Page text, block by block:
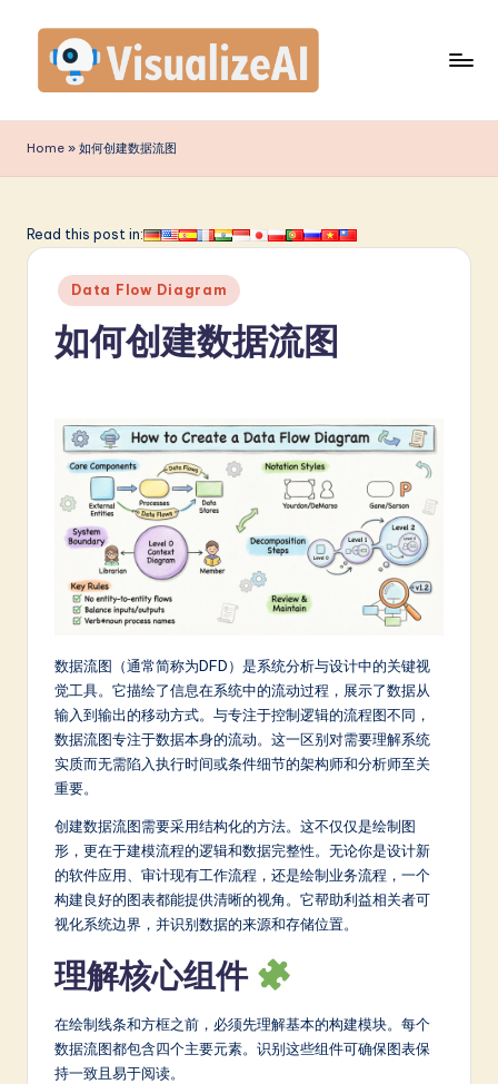
content
is
u
li
A
m
d
C
hi
L
Home » 如何创建数据流图
Read this post in:
Posted
in
Data Flow Diagram
如何创建数据流图
数据流图（通常简称为DFD）是系统分析与设计中的关键视
觉工具。它描绘了信息在系统中的流动过程，展示了数据从
输入到输出的移动方式。与专注于控制逻辑的流程图不同，
数据流图专注于数据本身的流动。这一区别对需要理解系统
实质而无需陷入执行时间或条件细节的架构师和分析师至关
重要。
创建数据流图需要采用结构化的方法。这不仅仅是绘制图
形，更在于建模流程的逻辑和数据完整性。无论你是设计新
的软件应用、审计现有工作流程，还是绘制业务流程，一个
构建良好的图表都能提供清晰的视角。它帮助利益相关者可
视化系统边界，并识别数据的来源和存储位置。
理解核心组件
在绘制线条和方框之前，必须先理解基本的构建模块。每个
数据流图都包含四个主要元素。识别这些组件可确保图表保
持一致且易于阅读。